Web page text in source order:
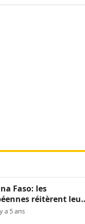
Faso: les
réitèrent leur
au terrorisme
a 5 ans